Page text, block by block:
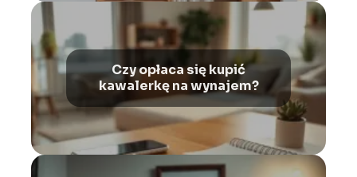
Czy opłaca się kupić
kawalerkę na wynajem?